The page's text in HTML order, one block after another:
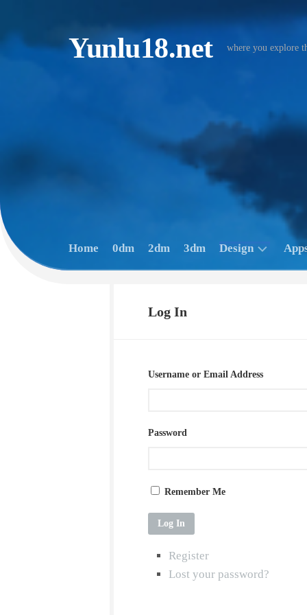
Yunlu18.net where you explore
Home 0dm 2dm 3dm Design
ア
Log In
Username or Email Address
Password
Remember Me
Log In
Register
Lost your password?